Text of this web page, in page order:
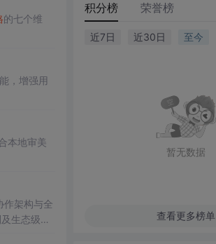
的七个维
，增强用
本地审美
作架构与全
生态级数
积分榜 荣誉榜
近7日 近30日 至今
暂无数据
查看更多榜单